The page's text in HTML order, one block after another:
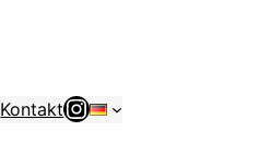
KontaktInstagram